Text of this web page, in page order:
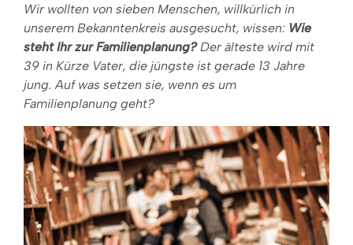
Wir wollten von sieben Menschen, willkürlich in
unserem Bekanntenkreis ausgesucht, wissen: Wie
steht Ihr zur Familienplanung?Der älteste wird mit
39 in Kürze Vater, die jüngste ist gerade 13 Jahre
jung. Auf was setzen sie, wenn es um
Familienplanung geht?